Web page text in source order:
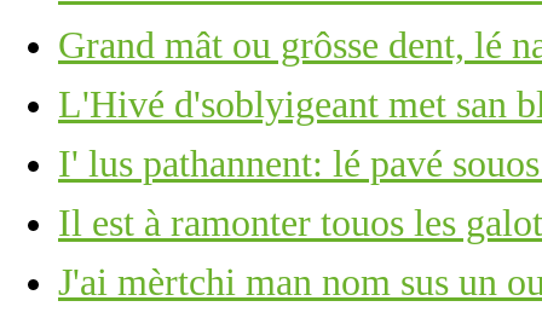
Grand mât ou grôsse dent, lé
L'Hivé d'soblyigeant met san
I' lus pathannent: lé pavé
Il est à ramonter touos les
J'ai mèrtchi man nom sus un